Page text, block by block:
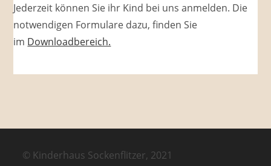
Jederzeit können Sie ihr Kind bei uns anmelden. Die
notwendigen Formulare dazu, finden Sie
im Downloadbereich.
© Kinderhaus Sockenflitzer, 2021